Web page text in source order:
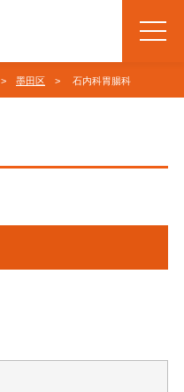
墨田区 > 石内科胃腸科